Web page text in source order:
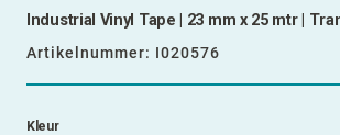
Industrial Vinyl Tape | 23 mm x 25 mtr |
Artikelnummer: I020576
Kleur